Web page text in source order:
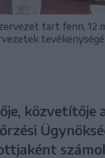
tart fenn, 12
közvetítője